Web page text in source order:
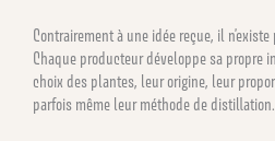
Contrairement à une idée reçue, il
Chaque producteur développe sa propre
choix des plantes, leur origine, leur
parfois même leur méthode de distillation.